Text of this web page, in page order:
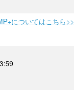
についてはこちら>>